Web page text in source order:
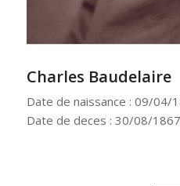
Charles Baudelaire
Date de naissance : 09/04/
Date de deces : 30/08/1867